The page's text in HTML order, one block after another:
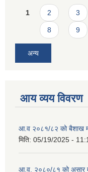
Pages
1 2 3
8 9
अन्य
आय व्यय विवरण
आ.व २०८१/८२ को बैशाख
मिति: 05/19/2025 -
आ.व. २०८०/८१ को असार